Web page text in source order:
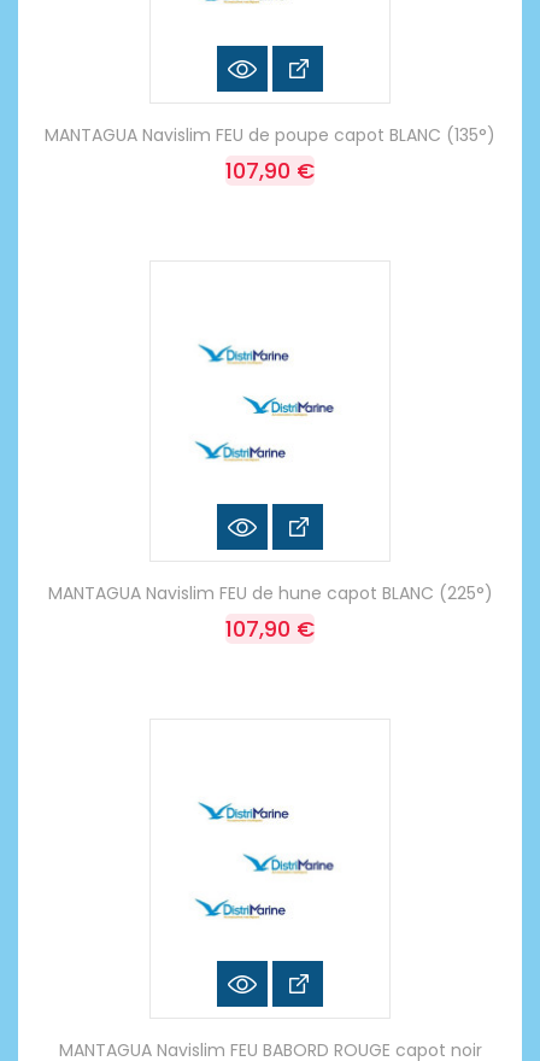
MANTAGUA Navislim FEU de poupe capot BLANC (135°)
107,90 €
MANTAGUA Navislim FEU de hune capot BLANC (225°)
107,90 €
MANTAGUA Navislim FEU BABORD ROUGE capot noir